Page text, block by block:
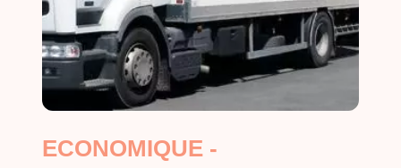
ECONOMIQUE -